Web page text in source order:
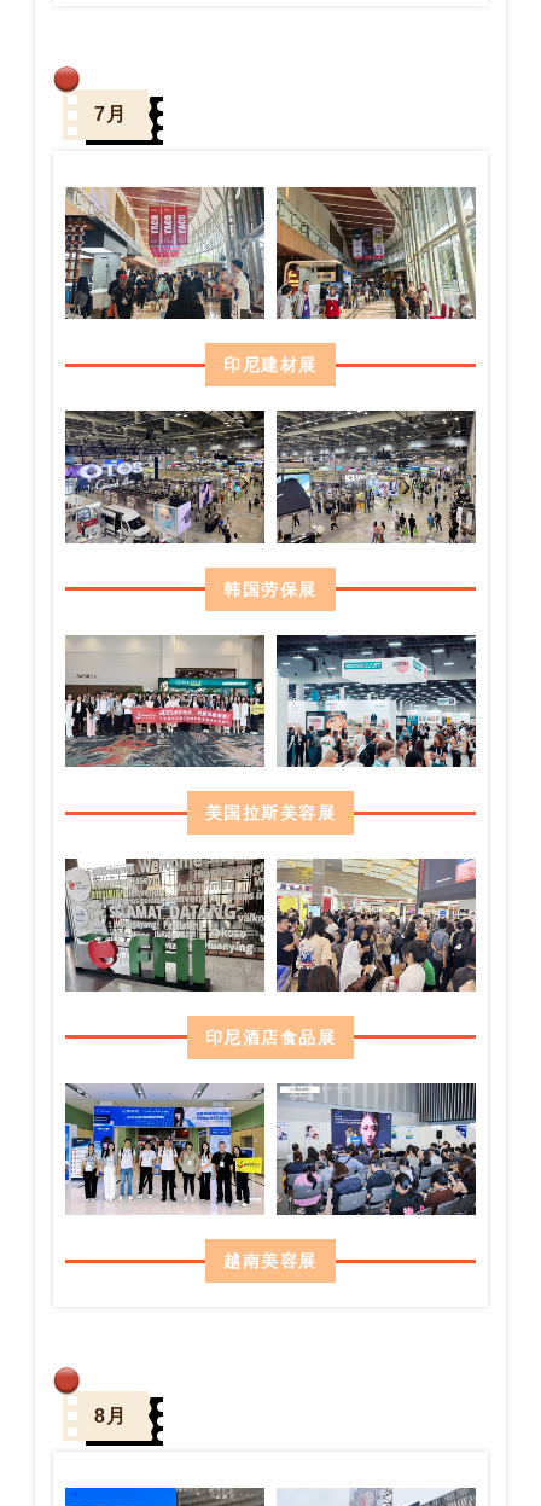
7月
印尼建材展
韩国劳保展
美国拉斯美容展
印尼酒店食品展
越南美容展
8月